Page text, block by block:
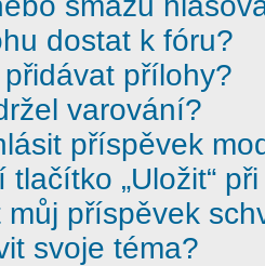
dostat k fóru?
přílohy?
varování?
příspěvek
tlačítko „Uložit“
můj příspěvek
svoje téma?